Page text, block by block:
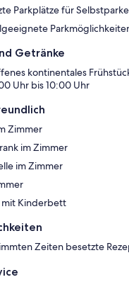
Parkplätze für
Getränke
kontinentales
Uhr bis 10:00 Uhr
Zimmer
im Zimmer
im Zimmer
Kinderbett
Zeiten besetzte